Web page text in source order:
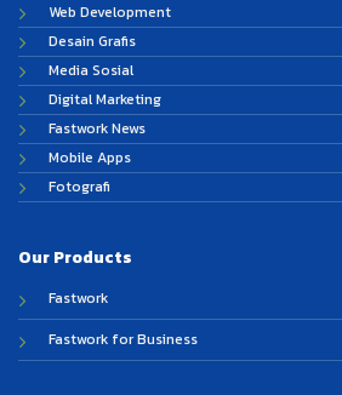
Web Development
Desain Grafis
Media Sosial
Digital Marketing
Fastwork News
Mobile Apps
Fotografi
Our Products
Fastwork
Fastwork for Business